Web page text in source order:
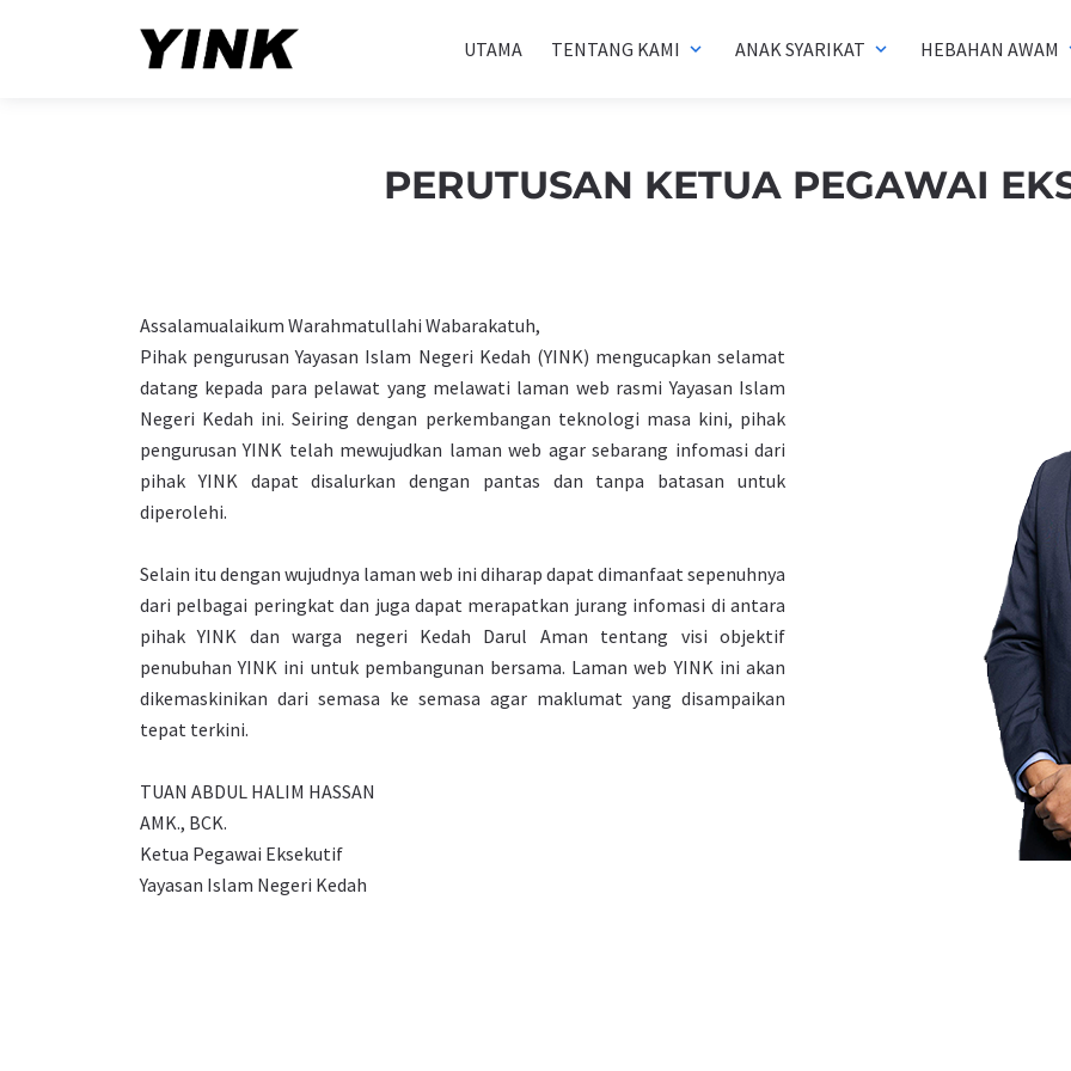
UTAMA TENTANG KAMI expand_more ANAK SYARIKAT expand_more HEBAHAN AWAM
PERUTUSAN KETUA PEGAWAI
Assalamualaikum Warahmatullahi Wabarakatuh,
Pihak pengurusan Yayasan Islam Negeri Kedah (YINK) mengucapkan selamat
datang kepada para pelawat yang melawati laman web rasmi Yayasan Islam
Negeri Kedah ini. Seiring dengan perkembangan teknologi masa kini, pihak
pengurusan YINK telah mewujudkan laman web agar sebarang infomasi dari
pihak YINK dapat disalurkan dengan pantas dan tanpa batasan untuk
diperolehi.
Selain itu dengan wujudnya laman web ini diharap dapat dimanfaat sepenuhnya
dari pelbagai peringkat dan juga dapat merapatkan jurang infomasi di antara
pihak YINK dan warga negeri Kedah Darul Aman tentang visi objektif
penubuhan YINK ini untuk pembangunan bersama. Laman web YINK ini akan
dikemaskinikan dari semasa ke semasa agar maklumat yang disampaikan
tepat terkini.
TUAN ABDUL HALIM HASSAN
AMK., BCK.
Ketua Pegawai Eksekutif
Yayasan Islam Negeri Kedah